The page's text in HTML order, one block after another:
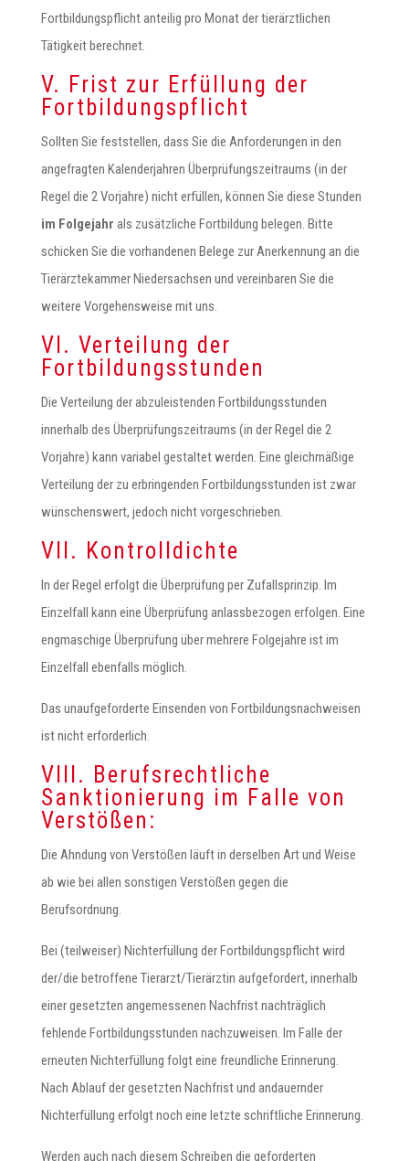
Fortbildungspflicht anteilig pro Monat der tierärztlichen
Tätigkeit berechnet.
V. Frist zur Erfüllung der
Fortbildungspflicht
Sollten Sie feststellen, dass Sie die Anforderungen in den
angefragten Kalenderjahren Überprüfungszeitraums (in der
Regel die 2 Vorjahre) nicht erfüllen, können Sie diese Stunden
im Folgejahr als zusätzliche Fortbildung belegen. Bitte
schicken Sie die vorhandenen Belege zur Anerkennung an die
Tierärztekammer Niedersachsen und vereinbaren Sie die
weitere Vorgehensweise mit uns.
VI. Verteilung der
Fortbildungsstunden
Die Verteilung der abzuleistenden Fortbildungsstunden
innerhalb des Überprüfungszeitraums (in der Regel die 2
Vorjahre) kann variabel gestaltet werden. Eine gleichmäßige
Verteilung der zu erbringenden Fortbildungsstunden ist zwar
wünschenswert, jedoch nicht vorgeschrieben.
VII. Kontrolldichte
In der Regel erfolgt die Überprüfung per Zufallsprinzip. Im
Einzelfall kann eine Überprüfung anlassbezogen erfolgen. Eine
engmaschige Überprüfung über mehrere Folgejahre ist im
Einzelfall ebenfalls möglich.
Das unaufgeforderte Einsenden von Fortbildungsnachweisen
ist nicht erforderlich.
VIII. Berufsrechtliche
Sanktionierung im Falle von
Verstößen:
Die Ahndung von Verstößen läuft in derselben Art und Weise
ab wie bei allen sonstigen Verstößen gegen die
Berufsordnung.
Bei (teilweiser) Nichterfüllung der Fortbildungspflicht wird
der/die betroffene Tierarzt/Tierärztin aufgefordert, innerhalb
einer gesetzten angemessenen Nachfrist nachträglich
fehlende Fortbildungsstunden nachzuweisen. Im Falle der
erneuten Nichterfüllung folgt eine freundliche Erinnerung.
Nach Ablauf der gesetzten Nachfrist und andauernder
Nichterfüllung erfolgt noch eine letzte schriftliche Erinnerung.
Werden auch nach diesem Schreiben die geforderten